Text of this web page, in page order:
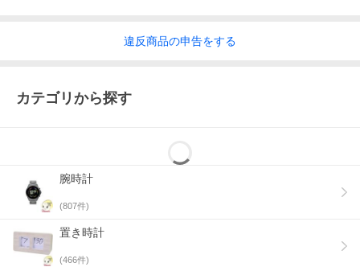
違反商品の申告をする
カテゴリから探す
腕時計
(807件)
置き時計
(466件)